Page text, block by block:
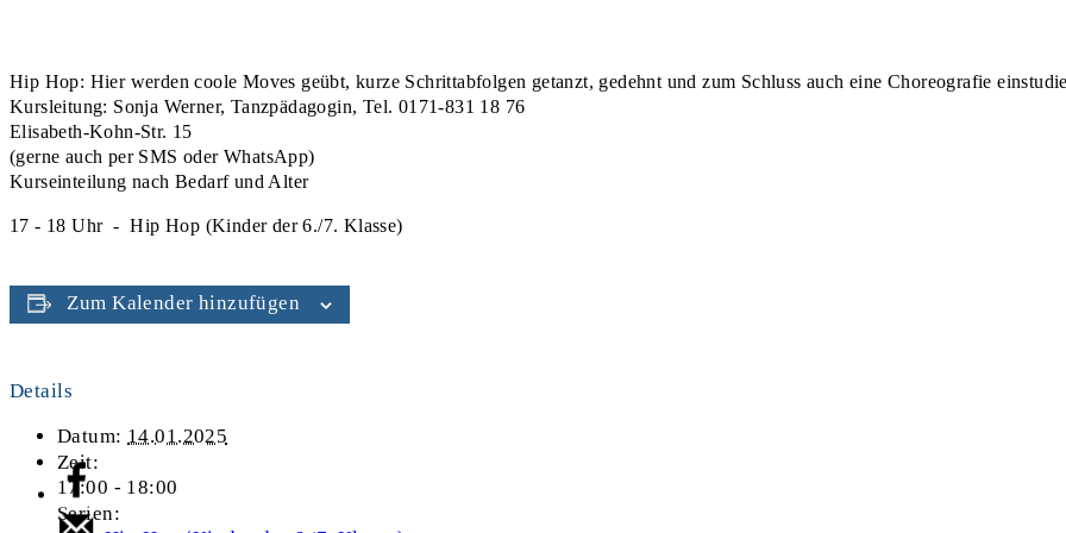
Hip Hop: Hier werden coole Moves geübt, kurze Schrittabfolgen getanzt, gedehnt und zum Schluss auch eine Choreografie
Kursleitung: Sonja Werner, Tanzpädagogin, Tel. 0171-831 18 76
Elisabeth-Kohn-Str. 15
(gerne auch per SMS oder WhatsApp)
Kurseinteilung nach Bedarf und Alter
17 - 18 Uhr - Hip Hop (Kinder der 6./7. Klasse)
Zum Kalender hinzufügen
Details
Datum: 14.01.2025
Zeit:
17:00 - 18:00
Serien: